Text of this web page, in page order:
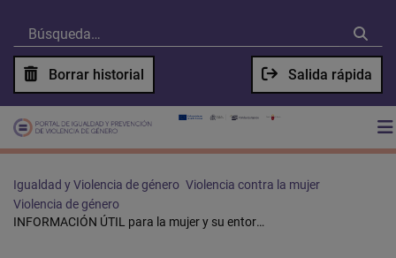
Borrar historial Salida rápida
Igualdad y Violencia de género Violencia contra la mujer
Violencia de género
INFORMACIÓN ÚTIL para la mujer y su entorno: cómo detectar y qué hacer